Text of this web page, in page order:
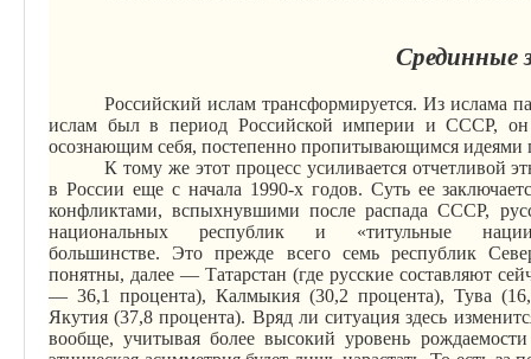
Срединные
Российский ислам трансформируется. Из ислама
ислам был в период Российской империи и СССР, он
осознающим себя, постепенно пропитывающимся идеями
К тому же этот процесс усиливается отчетливой
в России еще с начала 1990-х годов. Суть ее
конфликтами, вспыхнувшими после распада СССР,
национальных республик и «титульные
большинстве. Это прежде всего семь республик
понятны, далее — Татарстан (где русские составляют
— 36,1 процента), Калмыкия (30,2 процента), Тува
Якутия (37,8 процента). Вряд ли ситуация здесь
вообще, учитывая более высокий уровень